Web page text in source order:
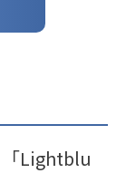
「Lightblu